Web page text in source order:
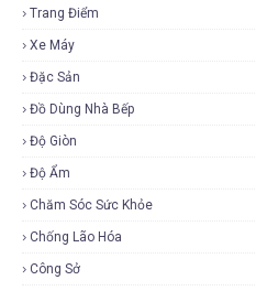
Trang Điểm
Xe Máy
Đặc Sản
Đồ Dùng Nhà Bếp
Độ Giòn
Độ Ẩm
Chăm Sóc Sức Khỏe
Chống Lão Hóa
Công Sở